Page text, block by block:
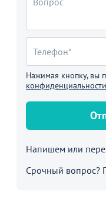
Нажимая кнопку, вы
конфиденциальности
Напишем или
Срочный вопрос?